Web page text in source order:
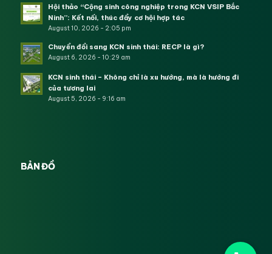
Hội thảo “Cộng sinh công nghiệp trong KCN VSIP Bắc
Ninh”: Kết nối, thúc đẩy cơ hội hợp tác
August 10, 2026 - 2:05 pm
Chuyển đổi sang KCN sinh thái: RECP là gì?
August 6, 2026 - 10:29 am
KCN sinh thái – Không chỉ là xu hướng, mà là hướng đi
của tương lai
August 5, 2026 - 9:16 am
BẢN ĐỒ